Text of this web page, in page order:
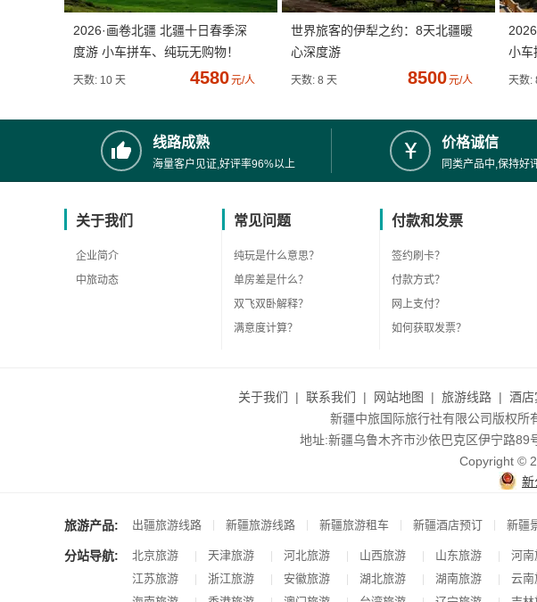
2026·画卷北疆 北疆十日春季深
度游 小车拼车、纯玩无购物！
天数: 10 天 4580元/人
世界旅客的伊犁之约：8天北疆暖
心深度游
天数: 8 天 8500元/人
小车
天数:
线路成熟
海量客户见证,好评率96%以上
价格诚信
同类产品中,保持好
关于我们
企业简介
中旅动态
常见问题
纯玩是什么意思？
单房差是什么？
双飞双卧解释？
满意度计算？
付款和发票
签约刷卡？
付款方式？
网上支付？
如何获取发票？
关于我们 | 联系我们 | 网站地图 | 旅游线路 | 酒店
新疆中旅国际旅行社有限公司版权
地址:新疆乌鲁木齐市沙依巴克区伊宁路
Copyright ©
新
旅游产品: 出疆旅游线路 | 新疆旅游线路 | 新疆旅游租车 | 新疆酒店预订 | 新疆
分站导航: 北京旅游 | 天津旅游 | 河北旅游 | 山西旅游 | 山东旅游 | 河南
江苏旅游 | 浙江旅游 | 安徽旅游 | 湖北旅游 | 湖南旅游 | 云南